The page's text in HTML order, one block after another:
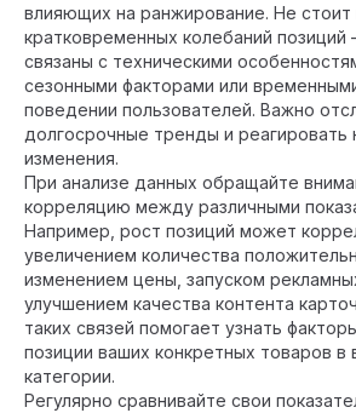
влияющих на ранжирование. Не стоит
кратковременных колебаний
связаны с техническими
сезонными факторами или
поведении пользователей. Важно
долгосрочные тренды и реагировать
изменения.
При анализе данных обращайте
корреляцию между различными
Например, рост позиций может
увеличением количества
изменением цены, запуском
улучшением качества контента
таких связей помогает узнать
позиции ваших конкретных товаров в
категории.
Регулярно сравнивайте свои